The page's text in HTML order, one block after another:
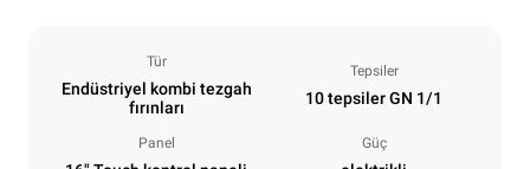
Tür
Endüstriyel kombi tezgah
fırınları
Tepsiler
10 tepsiler GN 1/1
Panel Güç